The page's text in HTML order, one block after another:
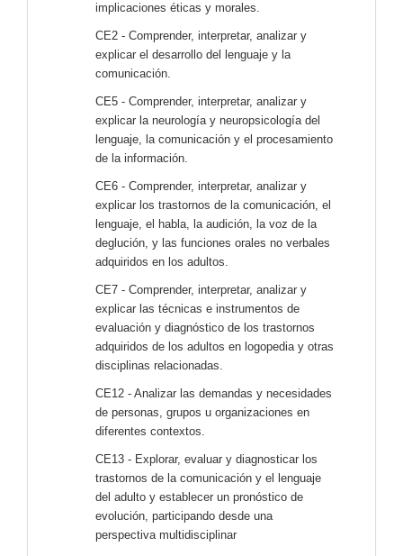
implicaciones éticas y morales.
CE2 - Comprender, interpretar, analizar y
explicar el desarrollo del lenguaje y la
comunicación.
CE5 - Comprender, interpretar, analizar y
explicar la neurología y neuropsicología del
lenguaje, la comunicación y el procesamiento
de la información.
CE6 - Comprender, interpretar, analizar y
explicar los trastornos de la comunicación, el
lenguaje, el habla, la audición, la voz de la
deglución, y las funciones orales no verbales
adquiridos en los adultos.
CE7 - Comprender, interpretar, analizar y
explicar las técnicas e instrumentos de
evaluación y diagnóstico de los trastornos
adquiridos de los adultos en logopedia y otras
disciplinas relacionadas.
CE12 - Analizar las demandas y necesidades
de personas, grupos u organizaciones en
diferentes contextos.
CE13 - Explorar, evaluar y diagnosticar los
trastornos de la comunicación y el lenguaje
del adulto y establecer un pronóstico de
evolución, participando desde una
perspectiva multidisciplinar